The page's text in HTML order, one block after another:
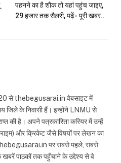
पहनने का है शौक तो यहां पहुंच जाइए,
29 हजार तक सैलरी, पढ़ें- पूरी खबर..
से thebegusarai.in वेबसाइट में
जिले के निवासी हैं। इन्होंने LNMU से
की है। अपने पत्रकारिता करियर में उन्हें
और क्रिकेट जैसे विषयों पर लेखन का
पर सबसे पहले, सबसे
पाठकों तक पहुँचाने के उद्देश्य से वे